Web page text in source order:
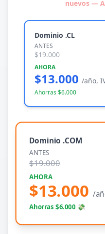
nuevos—
Dominio .CL
ANTES
$19.000
AHORA
$13.000 /año,
Ahorras $6.000
Dominio .COM
ANTES
$19.000
AHORA
$13.000 /
Ahorras $6.000 💸